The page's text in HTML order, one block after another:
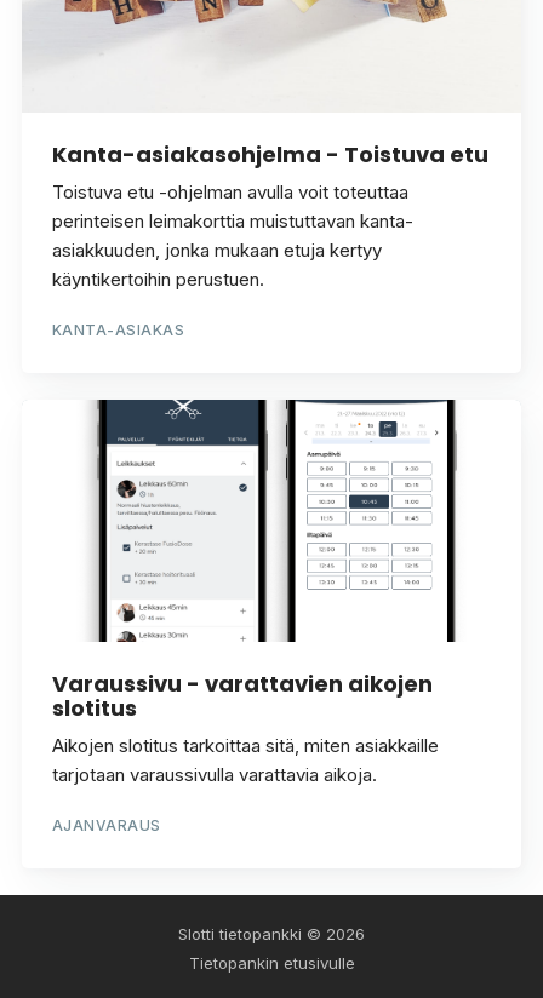
Kanta-asiakasohjelma - Toistuva etu
Toistuva etu -ohjelman avulla voit toteuttaa
perinteisen leimakorttia muistuttavan kanta-
asiakkuuden, jonka mukaan etuja kertyy
käyntikertoihin perustuen.
KANTA-ASIAKAS
Varaussivu - varattavien aikojen
slotitus
Aikojen slotitus tarkoittaa sitä, miten asiakkaille
tarjotaan varaussivulla varattavia aikoja.
AJANVARAUS
Slotti tietopankki © 2026
Tietopankin etusivulle